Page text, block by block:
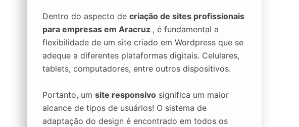
Dentro do aspecto de criação de sites profissionais
para empresas em Aracruz , é fundamental a
flexibilidade de um site criado em Wordpress que se
adeque a diferentes plataformas digitais. Celulares,
tablets, computadores, entre outros dispositivos.
Portanto, um site responsivo significa um maior
alcance de tipos de usuários! O sistema de
adaptação do design é encontrado em todos os